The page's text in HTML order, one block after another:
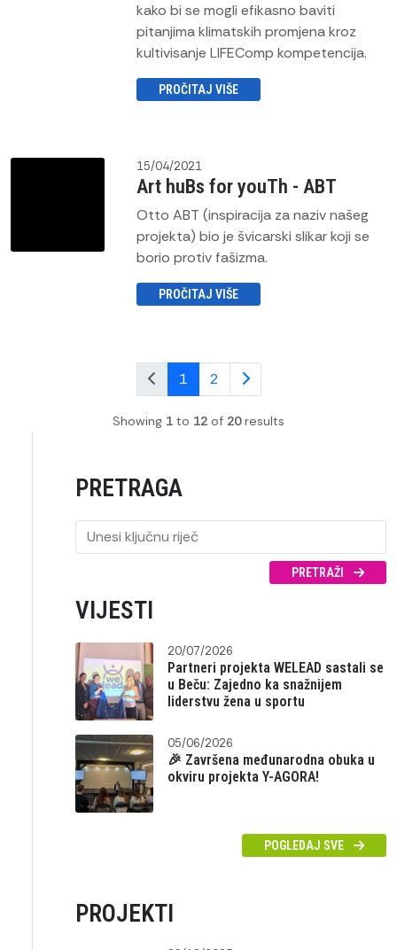
kako bi se mogli efikasno baviti
pitanjima klimatskih promjena kroz
kultivisanje LIFEComp kompetencija.
PROČITAJ VIŠE
15/04/2021
Art huBs for youTh - ABT
Otto ABT (inspiracija za naziv našeg
projekta) bio je švicarski slikar koji se
borio protiv fašizma.
PROČITAJ VIŠE
1 2
Showing 1 to 12 of 20results
PRETRAGA
PRETRAŽI
VIJESTI
20/07/2026
Partneri projekta WELEAD sastali se
u Beču: Zajedno ka snažnijem
liderstvu žena u sportu
05/06/2026
🎉 Završena međunarodna obuka u
okviru projekta Y-AGORA!
POGLEDAJ SVE
PROJEKTI